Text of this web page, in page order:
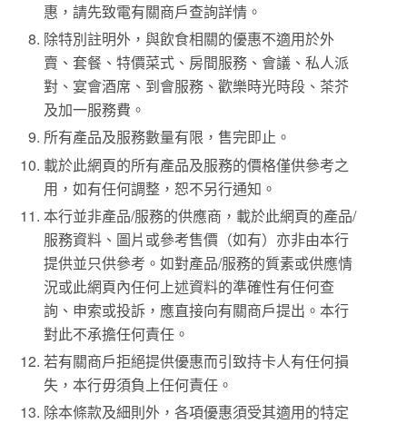
惠，請先致電有關商戶查詢詳情。
除特別註明外，與飲食相關的優惠不適用於外
賣、套餐、特價菜式、房間服務、會議、私人派
對、宴會酒席、到會服務、歡樂時光時段、茶芥
及加一服務費。
所有產品及服務數量有限，售完即止。
載於此網頁的所有產品及服務的價格僅供參考之
用，如有任何調整，恕不另行通知。
本行並非產品/服務的供應商，載於此網頁的產品/
服務資料、圖片或參考售價（如有）亦非由本行
提供並只供參考。如對產品/服務的質素或供應情
況或此網頁內任何上述資料的準確性有任何查
詢、申索或投訴，應直接向有關商戶提出。本行
對此不承擔任何責任。
若有關商戶拒絕提供優惠而引致持卡人有任何損
失，本行毋須負上任何責任。
除本條款及細則外，各項優惠須受其適用的特定